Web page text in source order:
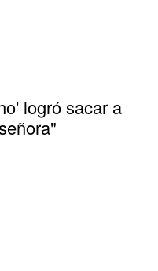
logró sacar a